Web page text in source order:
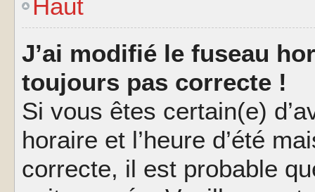
Haut
J’ai modifié le fuseau
toujours pas correcte !
Si vous êtes certain(e)
horaire et l’heure d’été
correcte, il est probable